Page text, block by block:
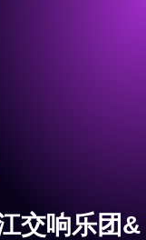
交响乐团&